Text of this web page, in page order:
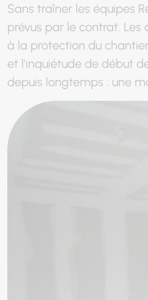
Sans traîner les équipes
prévus par le contrat.
à la protection du
et l'inquiétude de début
depuis longtemps : une